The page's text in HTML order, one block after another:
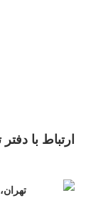
ارتباط با